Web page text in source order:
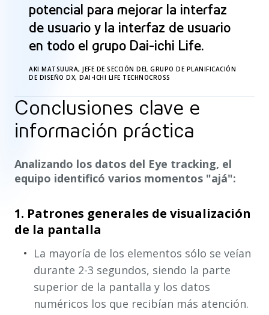
potencial para mejorar la interfaz
de usuario y la interfaz de usuario
en todo el grupo Dai-ichi Life.
AKI MATSUURA, JEFE DE SECCIÓN DEL GRUPO DE PLANIFICACIÓN
DE DISEÑO DX, DAI-ICHI LIFE TECHNOCROSS
Conclusiones clave e
información práctica
Analizando los datos del Eye tracking, el
equipo identificó varios momentos "ajá":
1. Patrones generales de visualización
de la pantalla
La mayoría de los elementos sólo se veían
durante 2-3 segundos, siendo la parte
superior de la pantalla y los datos
numéricos los que recibían más atención.